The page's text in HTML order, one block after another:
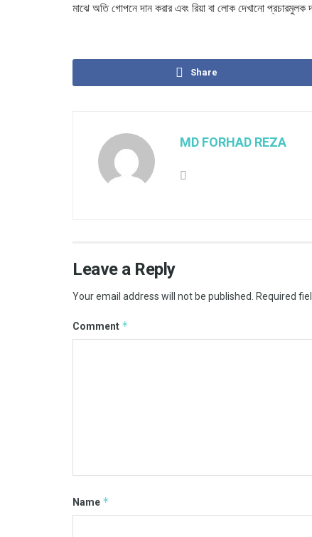
মাঝে অতি গোপনে দান করার এবং রিয়া বা লোক দেখানো
Share
MD FORHAD REZA
Leave a Reply
Your email address will not be published. Required
Comment *
Name *